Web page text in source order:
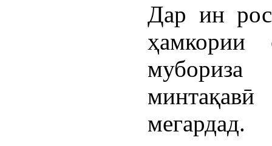
Дар ин
ҳамкории
мегардад.